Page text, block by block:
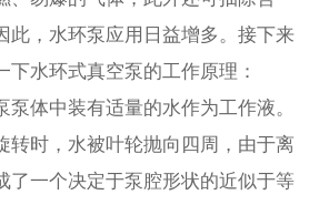
此，水环泵应用日益增多。接下来
下水环式真空泵的工作原理：
体中装有适量的水作为工作液。
转时，水被叶轮抛向四周，由于离
了一个决定于泵腔形状的近似于等